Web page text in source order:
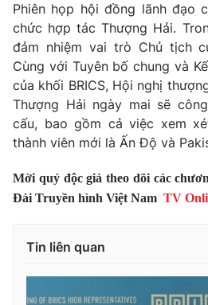
THỜI BÁO VTV
Theo dõi báo trên
Cơ quan chủ quản: Đài Truyền hình
Cơ quan báo chí:
Thời báo VTV
Giấy phép hoạt động báo in và báo
cấp ngày 29/12/2023
Phó Tổng Biên tập:
024.38 355 931 -
Phiên họp hội đồng lãnh đạo
chức hợp tác Thượng Hải.
đảm nhiệm vai trò Chủ tịch
Cùng với Tuyên bố chung và
của khối BRICS, Hội nghị
Thượng Hải ngày mai sẽ
cấu, bao gồm cả việc xem
thành viên mới là Ấn Độ và
Mời quý độc giả theo dõi các
Đài Truyền hình Việt Nam TV
Tin liên quan